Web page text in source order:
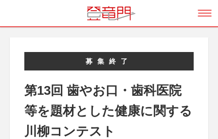
募集終了
第13回 歯やお口・歯科医院
等を題材とした健康に関する
川柳コンテスト